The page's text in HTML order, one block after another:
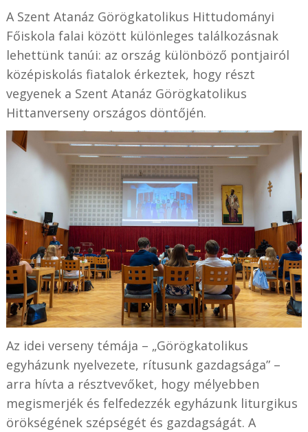
A Szent Atanáz Görögkatolikus Hittudományi
Főiskola falai között különleges találkozásnak
lehettünk tanúi: az ország különböző pontjairól
középiskolás fiatalok érkeztek, hogy részt
vegyenek a Szent Atanáz Görögkatolikus
Hittanverseny országos döntőjén.
Az idei verseny témája – „Görögkatolikus
egyházunk nyelvezete, rítusunk gazdagsága” –
arra hívta a résztvevőket, hogy mélyebben
megismerjék és felfedezzék egyházunk liturgikus
örökségének szépségét és gazdagságát. A